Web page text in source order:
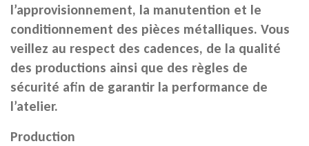
l’approvisionnement, la manutention et le
conditionnement des pièces métalliques. Vous
veillez au respect des cadences, de la qualité
des productions ainsi que des règles de
sécurité afin de garantir la performance de
l’atelier.
Production